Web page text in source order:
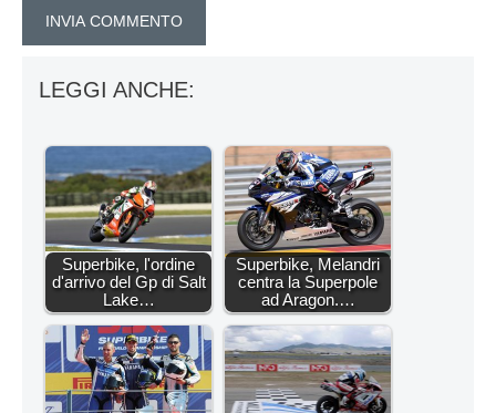
LEGGI ANCHE:
Superbike, l'ordine
d'arrivo del Gp di Salt
Lake…
Superbike, Melandri
centra la Superpole
ad Aragon.…